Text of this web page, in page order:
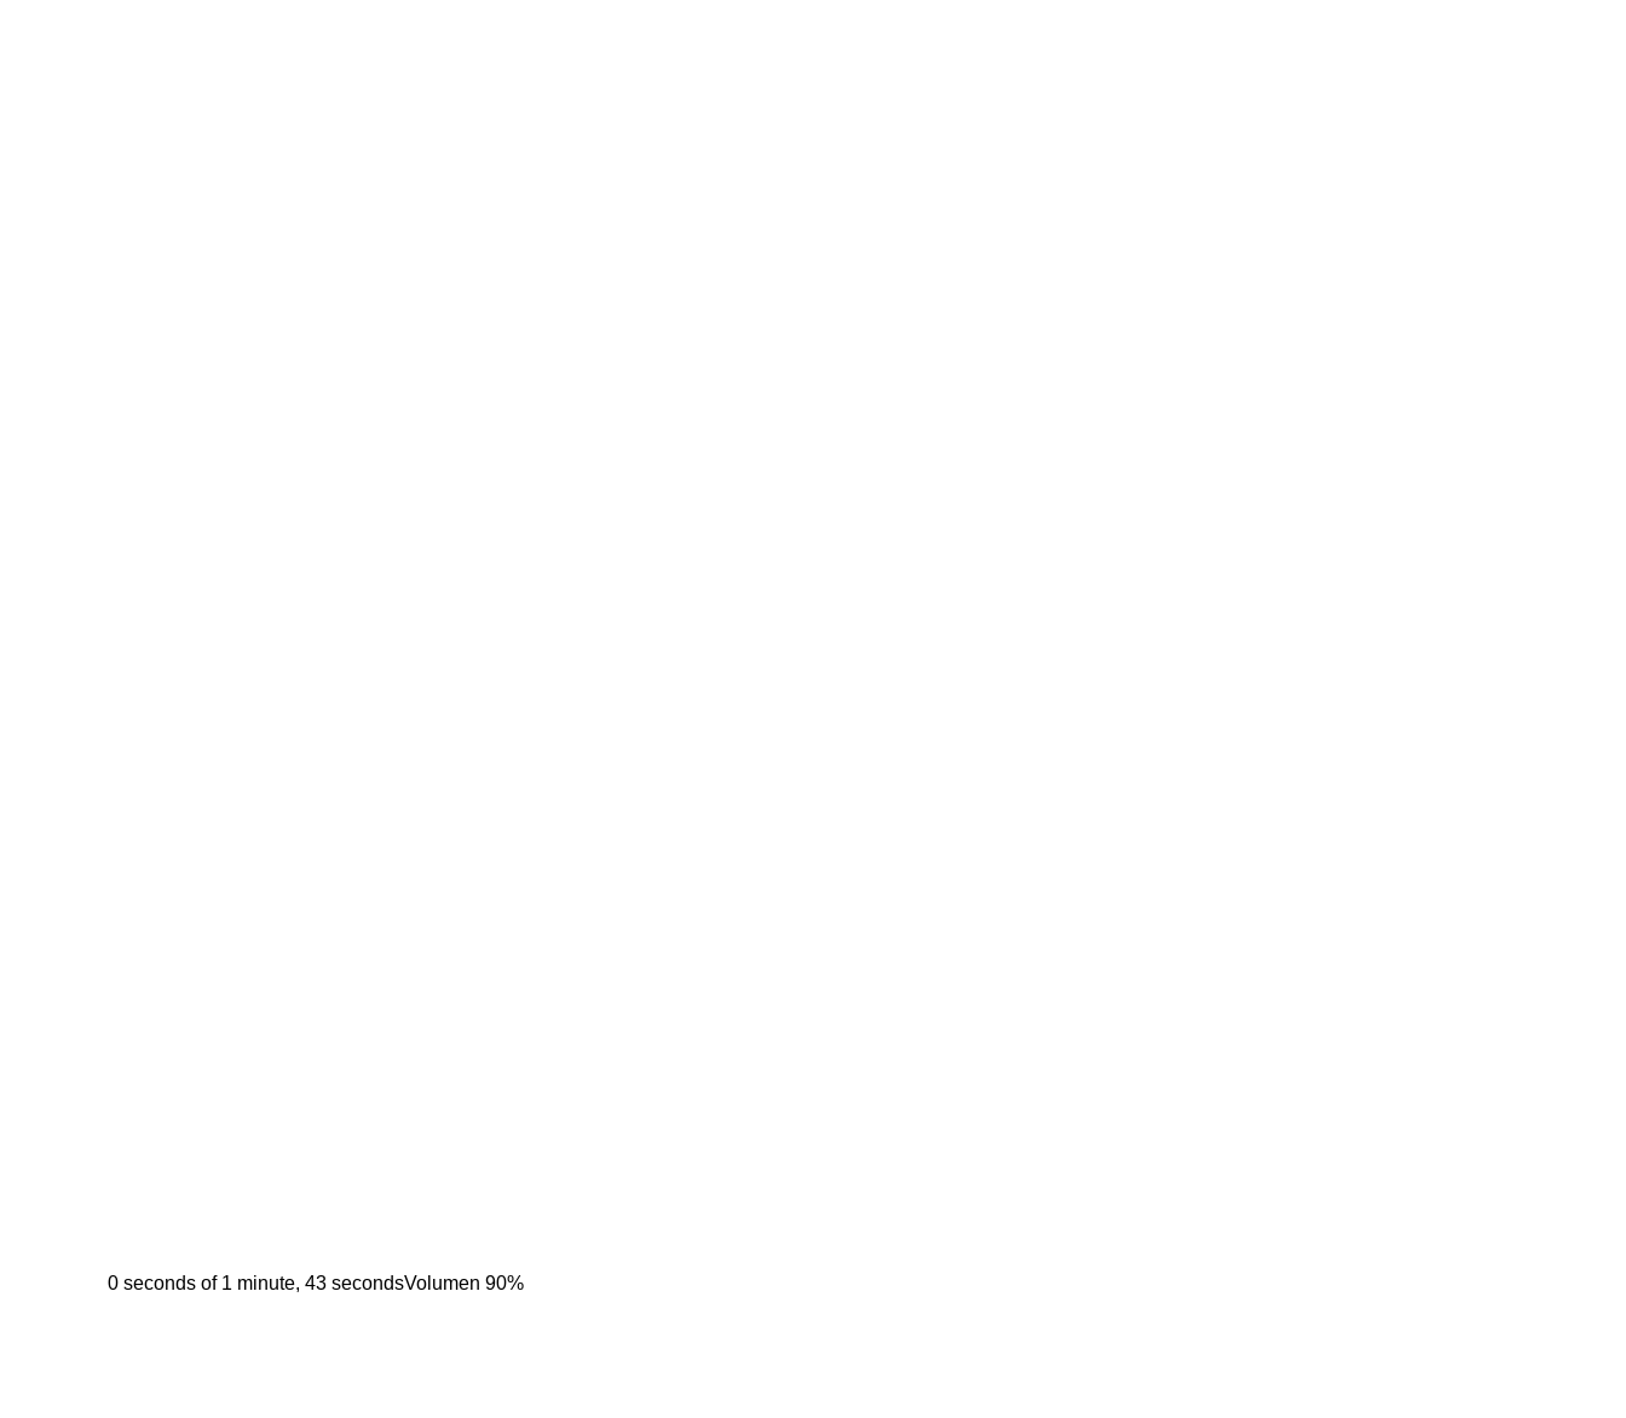
0 seconds of 1 minute, 43 secondsVolumen 90%